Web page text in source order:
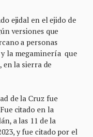
ejidal en el ejido de
versiones que
a personas
la megaminería que
en la sierra de
de la Cruz fue
citado en la
a las 11 de la
y fue citado por el